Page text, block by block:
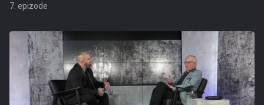
7. epizode